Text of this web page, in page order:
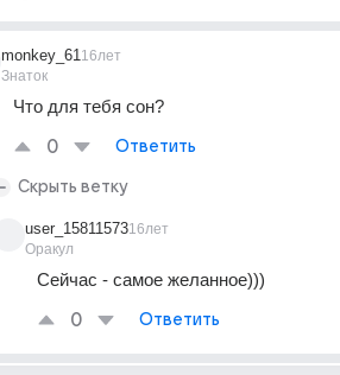
monkey_61
Знаток
16лет
Что для тебя сон?
0 Ответить
Скрыть ветку
user_15811573
Оракул
16лет
Сейчас - самое желанное)))
0 Ответить